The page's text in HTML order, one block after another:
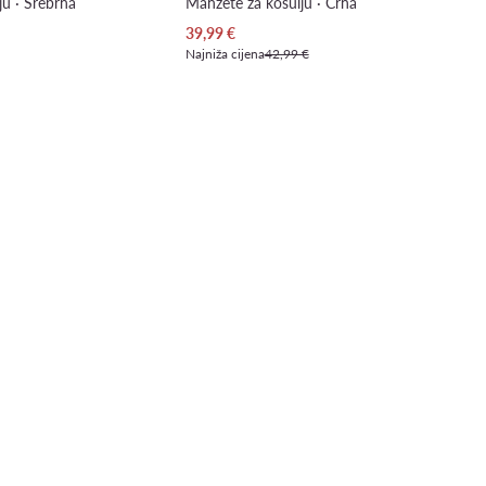
Trenutna cijena
39,99€
Najniža cijena42,99 €